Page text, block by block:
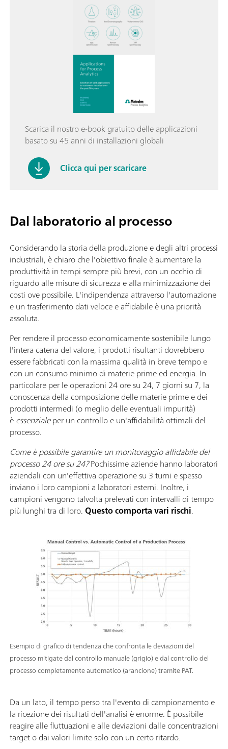
Scarica il nostro e-book gratuito delle applicazioni
basato su 45 anni di installazioni globali
Clicca qui per scaricare
Dal laboratorio al processo
Considerando la storia della produzione e degli altri processi
industriali, è chiaro che l'obiettivo finale è aumentare la
produttività in tempi sempre più brevi, con un occhio di
riguardo alle misure di sicurezza e alla minimizzazione dei
costi ove possibile. L'indipendenza attraverso l'automazione
e un trasferimento dati veloce e affidabile è una priorità
assoluta.
Per rendere il processo economicamente sostenibile lungo
l'intera catena del valore, i prodotti risultanti dovrebbero
essere fabbricati con la massima qualità in breve tempo e
con un consumo minimo di materie prime ed energia. In
particolare per le operazioni 24 ore su 24, 7 giorni su 7, la
conoscenza della composizione delle materie prime e dei
prodotti intermedi (o meglio delle eventuali impurità)
èessenzialeper un controllo e un'affidabilità ottimali del
processo.
Come è possibile garantire un monitoraggio affidabile del
processo 24 ore su 24?Pochissime aziende hanno laboratori
aziendali con un'effettiva operazione su 3 turni e spesso
inviano i loro campioni a laboratori esterni. Inoltre, i
campioni vengono talvolta prelevati con intervalli di tempo
più lunghi tra di loro.Questo comporta vari rischi.
Esempio di grafico di tendenza che confronta le deviazioni del
processo mitigate dal controllo manuale (grigio) e dal controllo del
processo completamente automatico (arancione) tramite PAT.
Da un lato, il tempo perso tra l'evento di campionamento e
la ricezione dei risultati dell'analisi è enorme. È possibile
reagire alle fluttuazioni e alle deviazioni dalle concentrazioni
target o dai valori limite solo con un certo ritardo.